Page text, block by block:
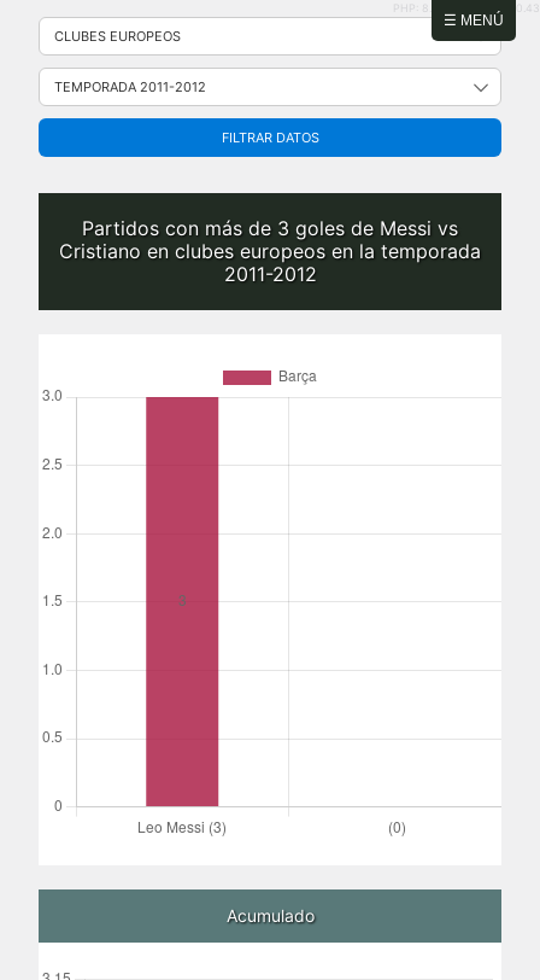
☰ MENÚ
Saltar
contenido
PHP: 8.2.31 | MySQL: 8.0.43
FILTRAR DATOS
Partidos con más de 3 goles de Messi vs
Cristiano en clubes europeos en la temporada
2011-2012
Acumulado